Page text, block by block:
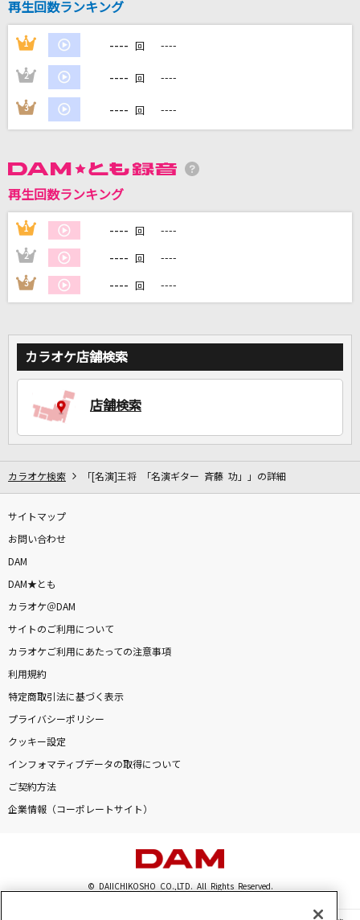
紅(KURENAI)
X JAPAN (X)
カラオケをもっと楽しもう！
家族や友達と一緒に！練習にも！
再生回数ランキング
1 ---- 回 ----
2 ---- 回 ----
3 ---- 回 ----
再生回数ランキング
1 ---- 回 ----
2 ---- 回 ----
3 ---- 回 ----
カラオケ店舗検索
店舗検索
カラオケ検索 「[名演]王将 「名演ギター 斉藤 功」」の詳細
サイトマップ
お問い合わせ
DAM
DAM★とも
カラオケ＠DAM
サイトのご利用について
カラオケご利用にあたっての注意事項
利用規約
特定商取引法に基づく表示
プライバシーポリシー
クッキー設定
インフォマティブデータの取得について
ご契約方法
企業情報（コーポレートサイト）
© DAIICHIKOSHO CO.,LTD. All Rights Reserved.